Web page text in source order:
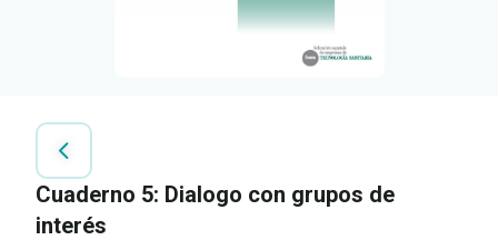
Cuaderno 5: Dialogo con grupos de
interés